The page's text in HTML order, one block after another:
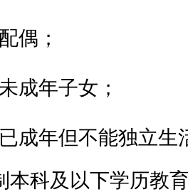
偶 ；
成年子女 ；
成年但不能独立生
本科及以下学历教